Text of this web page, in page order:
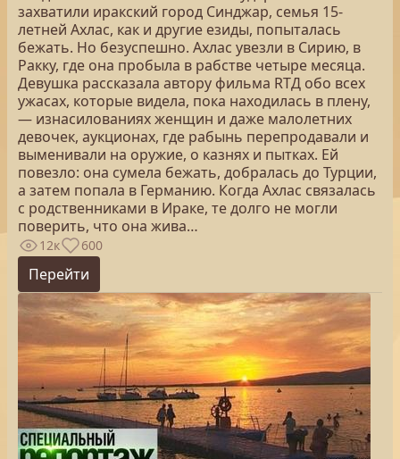
захватили иракский город Синджар, семья 15-
летней Ахлас, как и другие езиды, попыталась
бежать. Но безуспешно. Ахлас увезли в Сирию, в
Ракку, где она пробыла в рабстве четыре месяца.
Девушка рассказала автору фильма RTД обо всех
ужасах, которые видела, пока находилась в плену,
— изнасилованиях женщин и даже малолетних
девочек, аукционах, где рабынь перепродавали и
выменивали на оружие, о казнях и пытках. Ей
повезло: она сумела бежать, добралась до Турции,
а затем попала в Германию. Когда Ахлас связалась
с родственниками в Ираке, те долго не могли
поверить, что она жива…
12к 600
Перейти